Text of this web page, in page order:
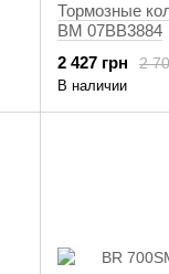
Тормозные
BM 07BB3884
2
2 427 грн
В наличии